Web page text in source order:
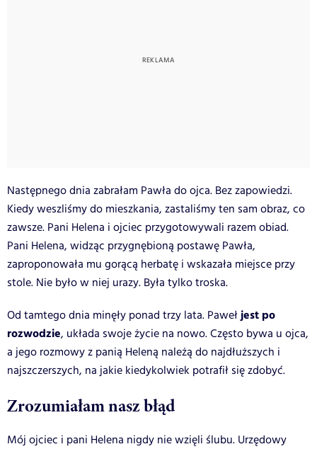
Następnego dnia zabrałam Pawła do ojca. Bez zapowiedzi.
Kiedy weszliśmy do mieszkania, zastaliśmy ten sam obraz, co
zawsze. Pani Helena i ojciec przygotowywali razem obiad.
Pani Helena, widząc przygnębioną postawę Pawła,
zaproponowała mu gorącą herbatę i wskazała miejsce przy
stole. Nie było w niej urazy. Była tylko troska.
Od tamtego dnia minęły ponad trzy lata. Pawełjest po
rozwodzie, układa swoje życie na nowo. Często bywa u ojca,
a jego rozmowy z panią Heleną należą do najdłuższych i
najszczerszych, na jakie kiedykolwiek potrafił się zdobyć.
Zrozumiałam nasz błąd
Mój ojciec i pani Helena nigdy nie wzięli ślubu. Urzędowy